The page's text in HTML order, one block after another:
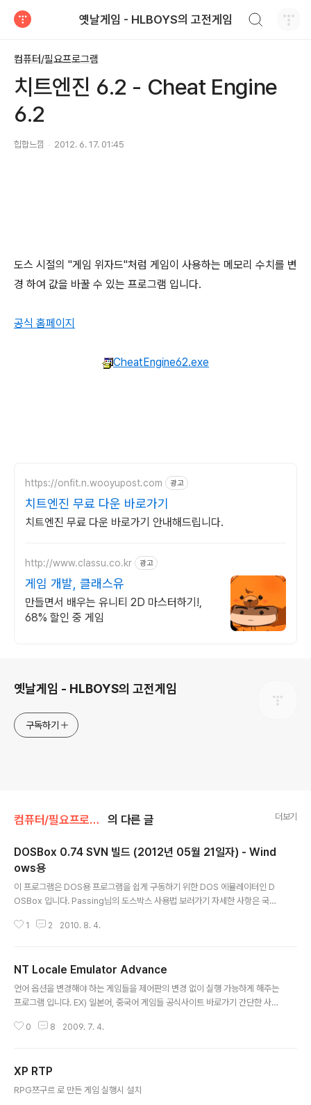
옛날게임 - HLBOYS의 고전게임
컴퓨터/필요프로그램
치트엔진 6.2 - Cheat Engine
6.2
힙합느낌 2012. 6. 17. 01:45
도스 시절의 "게임 위자드"처럼 게임이 사용하는 메모리 수치를 변
경 하여 값을 바꿀 수 있는 프로그램 입니다.
공식 홈페이지
CheatEngine62.exe
https://onfit.n.wooyupost.com 광고
치트엔진 무료 다운 바로가기
치트엔진 무료 다운 바로가기 안내해드립니다.
http://www.classu.co.kr 광고
게임 개발, 클래스유
만들면서 배우는 유니티 2D 마스터하기!,
68% 할인 중 게임
옛날게임 - HLBOYS의 고전게임
구독하기
컴퓨터/필요프로그램 의 다른 글 더보기
DOSBox 0.74 SVN 빌드 (2012년 05월 21일자) - Wind
ows용
이 프로그램은 DOS용 프로그램을 쉽게 구동하기 위한 DOS 에뮬레이터인 D
OSBox 입니다. Passing님의 도스박스 사용법 보러가기 자세한 사항은 국내
길 바랍니다. 한글패치
1 2 2010. 8. 4.
NT Locale Emulator Advance
언어 옵션을 변경해야 하는 게임들을 제어판의 변경 없이 실행 가능하게 해주는
프로그램 입니다. EX) 일본어, 중국어 게임들 공식사이트 바로가기 간단한 사용
할 게임파일을 오른쪽 클릭 후 execute by NTLEA 로 실행 합니다. NT Loc
0 8 2009. 7. 4.
XP RTP
RPG쯔구르 로 만든 게임 실행시 설치